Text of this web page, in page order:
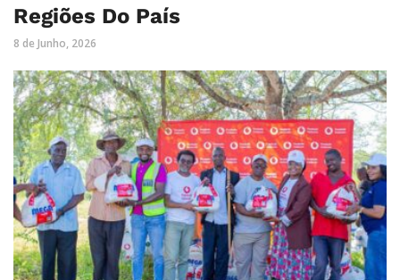
Regiões Do País
8 de Junho, 2026